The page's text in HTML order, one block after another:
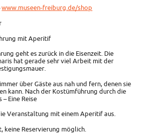
www.museen-freiburg.de/shop
mit Aperitif
geht es zurück in die Eisenzeit. Die
hat gerade sehr viel Arbeit mit der
über Gäste aus nah und fern, denen sie
kann. Nach der Kostümführung durch die
Eine Reise
Veranstaltung mit einem Aperitif aus.
keine Reservierung möglich.